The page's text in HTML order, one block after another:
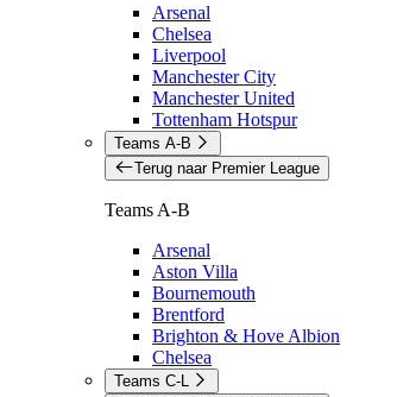
Arsenal
Chelsea
Liverpool
Manchester City
Manchester United
Tottenham Hotspur
Teams A-B
Terug naar Premier League
Teams A-B
Arsenal
Aston Villa
Bournemouth
Brentford
Brighton & Hove Albion
Chelsea
Teams C-L